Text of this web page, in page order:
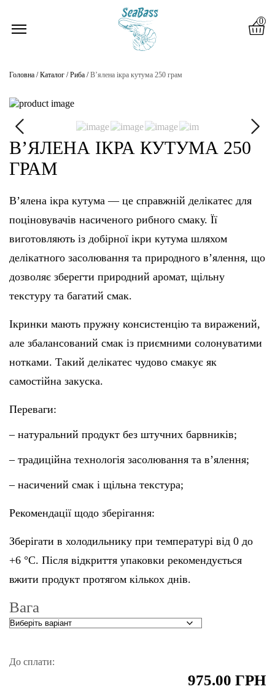
ПРО НАС
ТА ОПЛАТА
0
Головна /Каталог /Риба /Вʼялена ікра кутума 250 грам
ВʼЯЛЕНА ІКРА КУТУМА 250
ГРАМ
В’ялена ікра кутума — це справжній делікатес для
поціновувачів насиченого рибного смаку. Її
виготовляють із добірної ікри кутума шляхом
делікатного засолювання та природного в’ялення, що
дозволяє зберегти природний аромат, щільну
текстуру та багатий смак.
Ікринки мають пружну консистенцію та виражений,
але збалансований смак із приємними солонуватими
нотками. Такий делікатес чудово смакує як
самостійна закуска.
Переваги:
– натуральний продукт без штучних барвників;
– традиційна технологія засолювання та в’ялення;
– насичений смак і щільна текстура;
Рекомендації щодо зберігання:
Зберігати в холодильнику при температурі від 0 до
+6 °C. Після відкриття упаковки рекомендується
вжити продукт протягом кількох днів.
Вага
До сплати:
975.00 ГРН
hafta, uzun zamandır yapmadığım bir şey yapıp online casinoları araştırmaya başladım. Arkadaşım bana